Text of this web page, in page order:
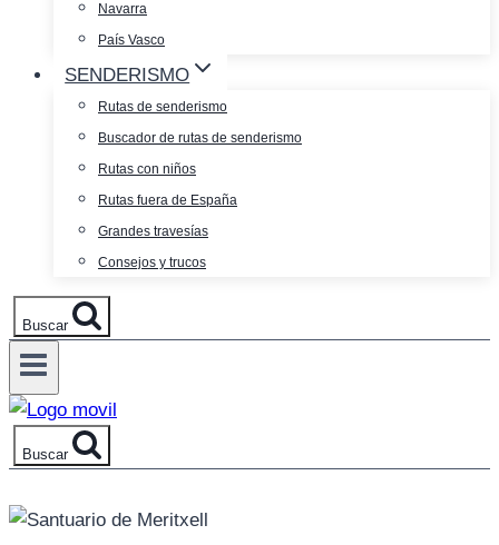
Navarra
País Vasco
SENDERISMO
Rutas de senderismo
Buscador de rutas de senderismo
Rutas con niños
Rutas fuera de España
Grandes travesías
Consejos y trucos
Buscar
Buscar